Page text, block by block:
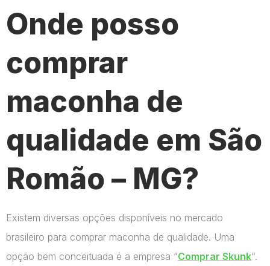
Onde posso
comprar
maconha de
qualidade em São
Romão – MG?
Existem diversas opções disponíveis no mercado
brasileiro para comprar maconha de qualidade. Uma
opção bem conceituada é a empresa “Comprar Skunk“.